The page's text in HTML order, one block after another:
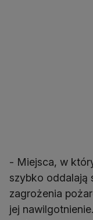
- Miejsca, w
szybko oddalają
zagrożenia
jej